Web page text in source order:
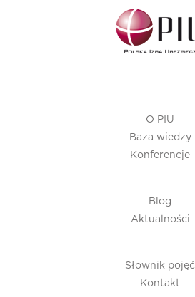
O PIU
Baza wiedzy
Konferencje
Blog
Aktualności
Słownik pojęć
Kontakt